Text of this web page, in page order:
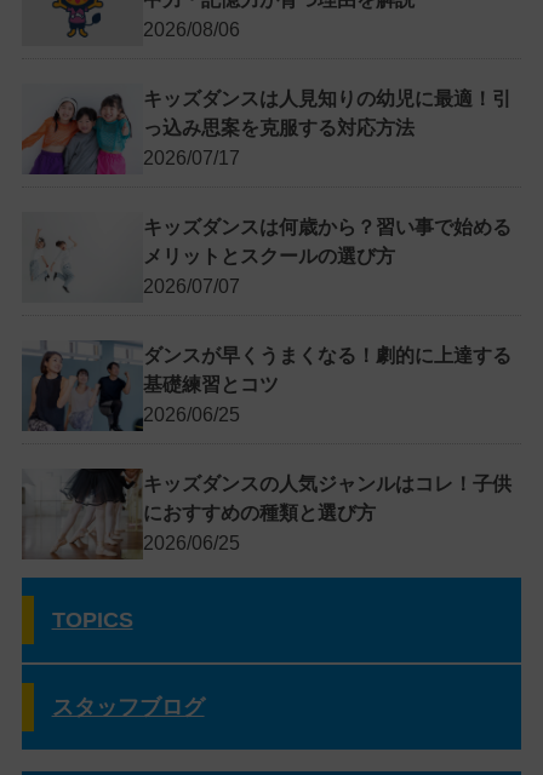
2026/08/06
キッズダンスは人見知りの幼児に最適！引
っ込み思案を克服する対応方法
2026/07/17
キッズダンスは何歳から？習い事で始める
メリットとスクールの選び方
2026/07/07
ダンスが早くうまくなる！劇的に上達する
基礎練習とコツ
2026/06/25
キッズダンスの人気ジャンルはコレ！子供
におすすめの種類と選び方
2026/06/25
TOPICS
スタッフブログ